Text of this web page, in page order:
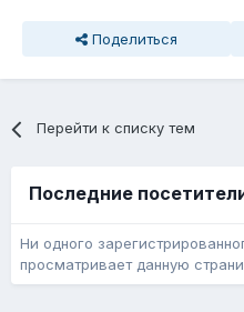
Поделиться
Перейти к списку тем
Последние
Ни одного
просматривает данную